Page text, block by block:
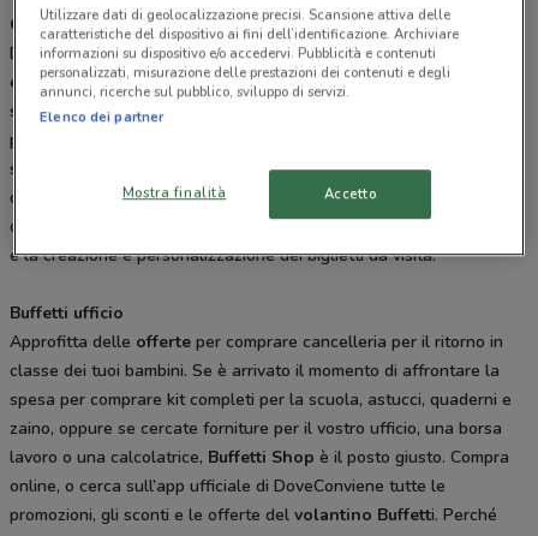
Offerte Buffetti
DoveConviene pubblica regolarmente le offerte online, i
e i
cataloghi Buffettiper preparare lo shopping presso uno dei
suoi punti vendita distribuiti in tutta Italia. Oltre ai prodotti in
promozione ideali per il tuo ufficio e per organizzare la tua
scrivania di lavoro,
offre ai propri clienti un’ampia selezione
di software gratuiti e specifici per svolgere al meglio i processi
operativi delle tue attività, come la gestione delle etichette adesive
e la creazione e personalizzazione dei biglietti da visita.
Buffetti ufficio
Approfitta delle offerte per comprare cancelleria per il ritorno in
classe dei tuoi bambini. Se è arrivato il momento di affrontare la
spesa per comprare kit completi per la scuola, astucci, quaderni e
zaino, oppure se cercate forniture per il vostro ufficio, una borsa
lavoro o una calcolatrice, Buffetti Shop è il posto giusto. Compra
online, o cerca sull’app ufficiale di DoveConviene tutte le
promozioni, gli sconti e le offerte del volantino Buffetti. Perché
Utilizzare dati di geolocalizzazione precisi. Scansione attiva delle
caratteristiche del dispositivo ai fini dell’identificazione. Archiviare
informazioni su dispositivo e/o accedervi. Pubblicità e contenuti
personalizzati, misurazione delle prestazioni dei contenuti e degli
annunci, ricerche sul pubblico, sviluppo di servizi.
Elenco dei partner
Mostra finalità Accetto